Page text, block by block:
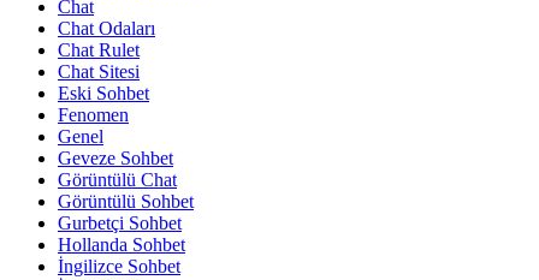
Chat
Chat Odaları
Chat Rulet
Chat Sitesi
Eski Sohbet
Fenomen
Genel
Geveze Sohbet
Görüntülü Chat
Görüntülü Sohbet
Gurbetçi Sohbet
Hollanda Sohbet
İngilizce Sohbet